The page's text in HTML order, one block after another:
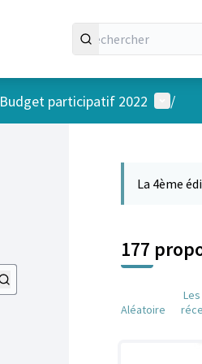
Budget participatif 2022 Menu
/
La 4ème
177
Aléatoire